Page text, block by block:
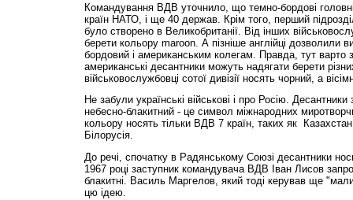
Командування ВДВ уточнило, що темно-бордові
країн НАТО, і ще 40 держав. Крім того, перший
було створено в Великобританії. Від інших
берети кольору maroon. А пізніше англійці дозволили
бордовий і американським колегам. Правда, тут варто
американські десантники можуть надягати берети
військовослужбовці сотої дивізії носять чорний, а
Не забули українські військові і про Росію.
небесно-блакитний - це символ міжнародних
кольору носять тільки ВДВ 7 країн, таких як
Білорусія.
До речі, спочатку в Радянському Союзі десантники
1967 році заступник командувача ВДВ Іван Лисов
блакитні. Василь Маргелов, який тоді керував ще
цю ідею.